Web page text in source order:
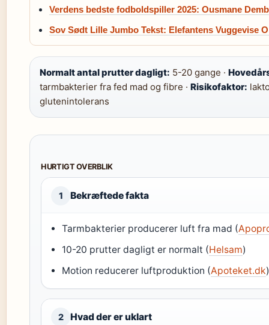
Verdens bedste fodboldspiller 2025: Ousmane
Sov Sødt Lille Jumbo Tekst: Elefantens Vuggevise
Normalt antal prutter dagligt: 5-20 gange ·
tarmbakterier fra fed mad og fibre · Risikofaktor:
glutenintolerans
HURTIGT OVERBLIK
1 Bekræftede fakta
Tarmbakterier producerer luft fra mad (
10-20 prutter dagligt er normalt (Helsam)
Motion reducerer luftproduktion (Apoteket.dk
2 Hvad der er uklart